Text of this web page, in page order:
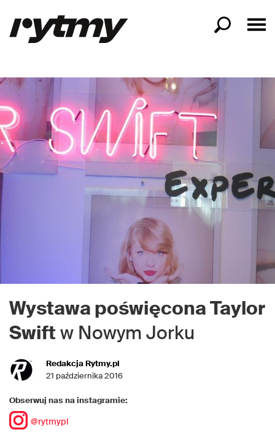
Wystawa poświęcona Taylor
Swift w Nowym Jorku
Redakcja Rytmy.pl
21 października 2016
Obserwuj nas na instagramie:
@rytmypl